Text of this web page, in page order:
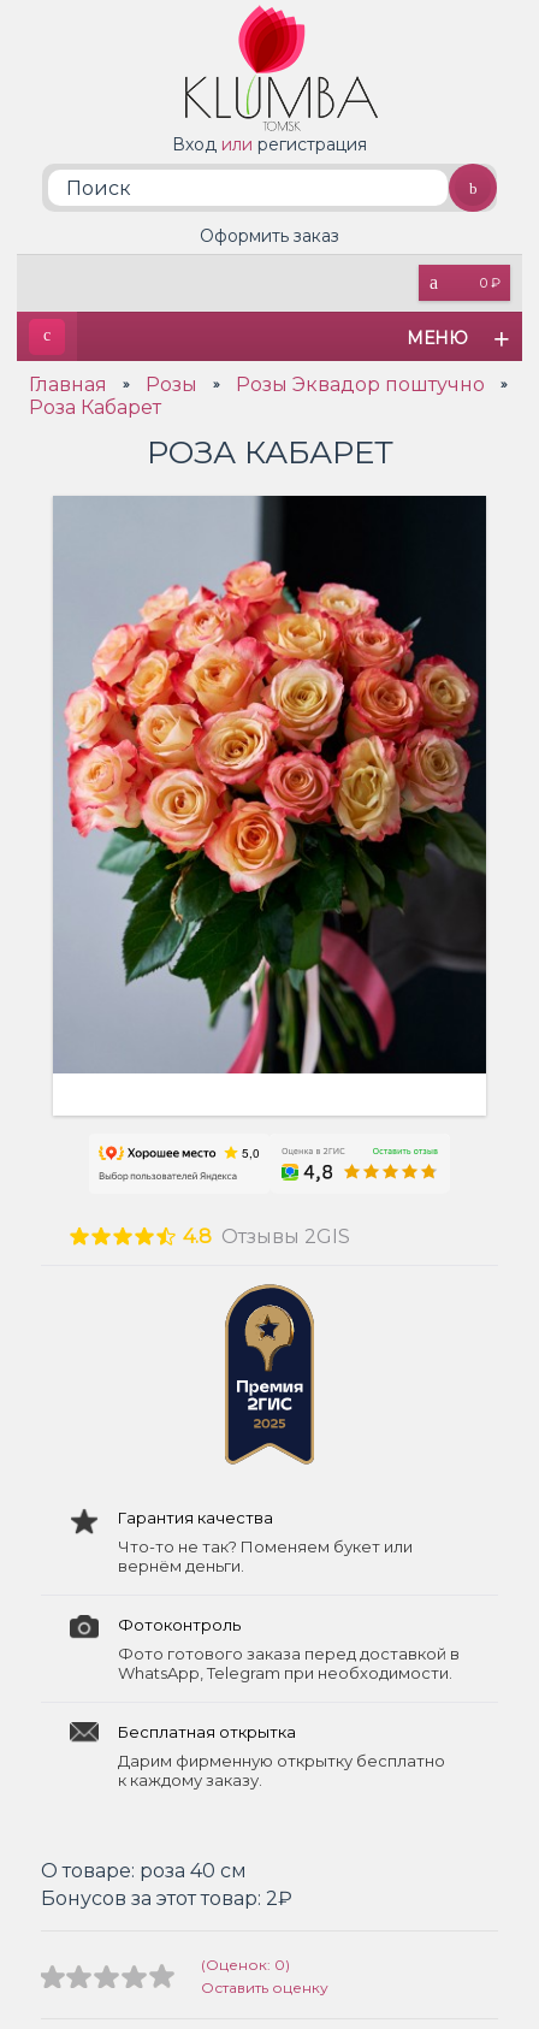
Вход или регистрация
0 ₽
Оформить заказ
МЕНЮ
Главная » Розы » Розы Эквадор поштучно »
Роза Кабарет
РОЗА КАБАРЕТ
4.8 Отзывы 2GIS
Гарантия качества
Что-то не так? Поменяем букет или
вернём деньги.
Фотоконтроль
Фото готового заказа перед доставкой в
WhatsApp, Telegram при необходимости.
Бесплатная открытка
Дарим фирменную открытку бесплатно
к каждому заказу.
О товаре: роза 40 см
Бонусов за этот товар: 2₽
(Оценок: 0)
Оставить оценку